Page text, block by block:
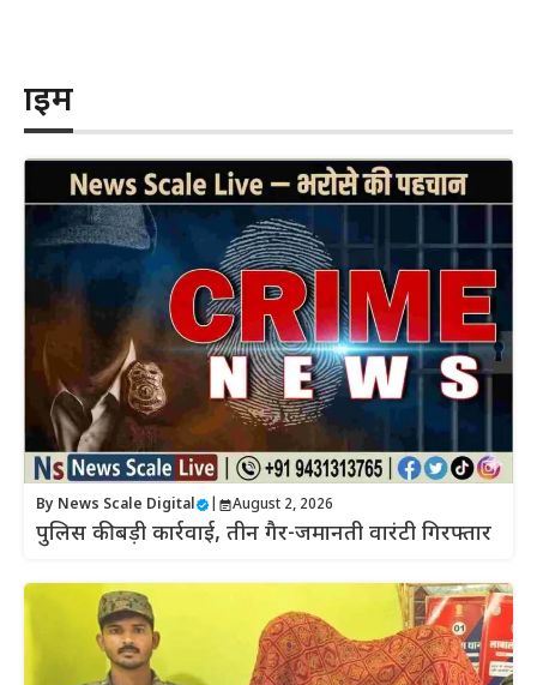
क्राइम
By News Scale Digital August 2, 2026
पुलिस की बड़ी कार्रवाई, तीन गैर-जमानती वारंटी गिरफ्तार